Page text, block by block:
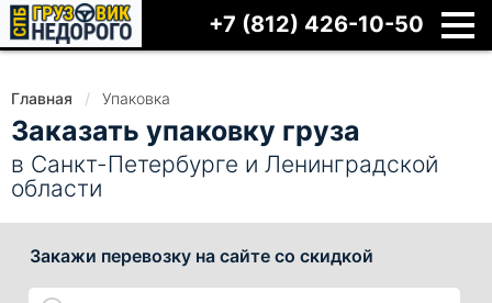
+7 (812) 426-10-50
Главная Упаковка
Заказать упаковку груза
в Санкт-Петербурге и Ленинградской
области
Откуда